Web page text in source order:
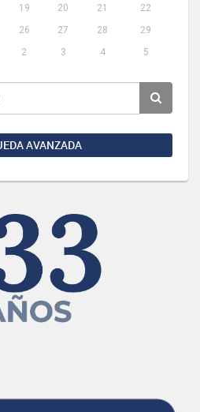
19 20 21
22
26 27 28
29
2 3 4 5
AVANZADA